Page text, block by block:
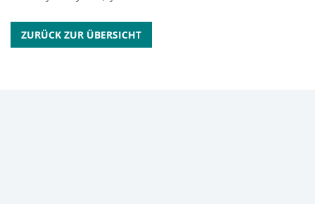
ZURÜCK ZUR ÜBERSICHT